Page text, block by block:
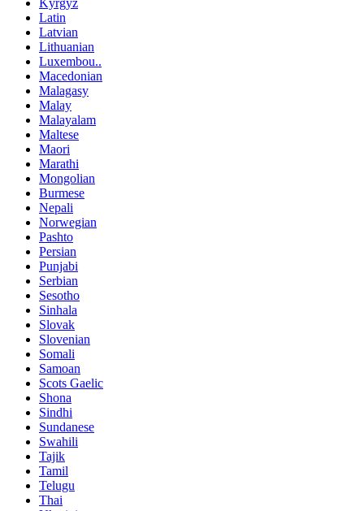
Kyrgyz
Latin
Latvian
Lithuanian
Luxembou..
Macedonian
Malagasy
Malay
Malayalam
Maltese
Maori
Marathi
Mongolian
Burmese
Nepali
Norwegian
Pashto
Persian
Punjabi
Serbian
Sesotho
Sinhala
Slovak
Slovenian
Somali
Samoan
Scots Gaelic
Shona
Sindhi
Sundanese
Swahili
Tajik
Tamil
Telugu
Thai